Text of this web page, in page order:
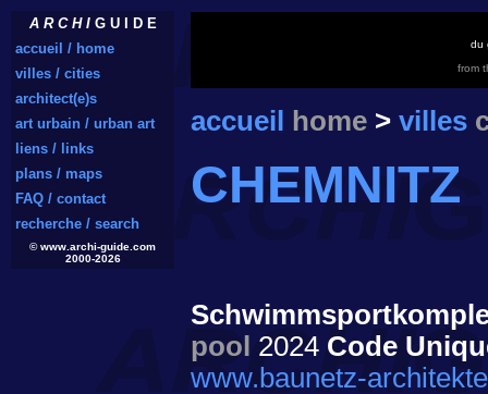
A R C H IG U I D E
accueil / home
villes / cities
architect(e)s
art urbain / urban art
liens / links
plans / maps
FAQ / contact
recherche / search
© www.archi-guide.com
2000-2026
du
from
accueil home > villes
CHEMNITZ
pool 2024 Code
www.baunetz-